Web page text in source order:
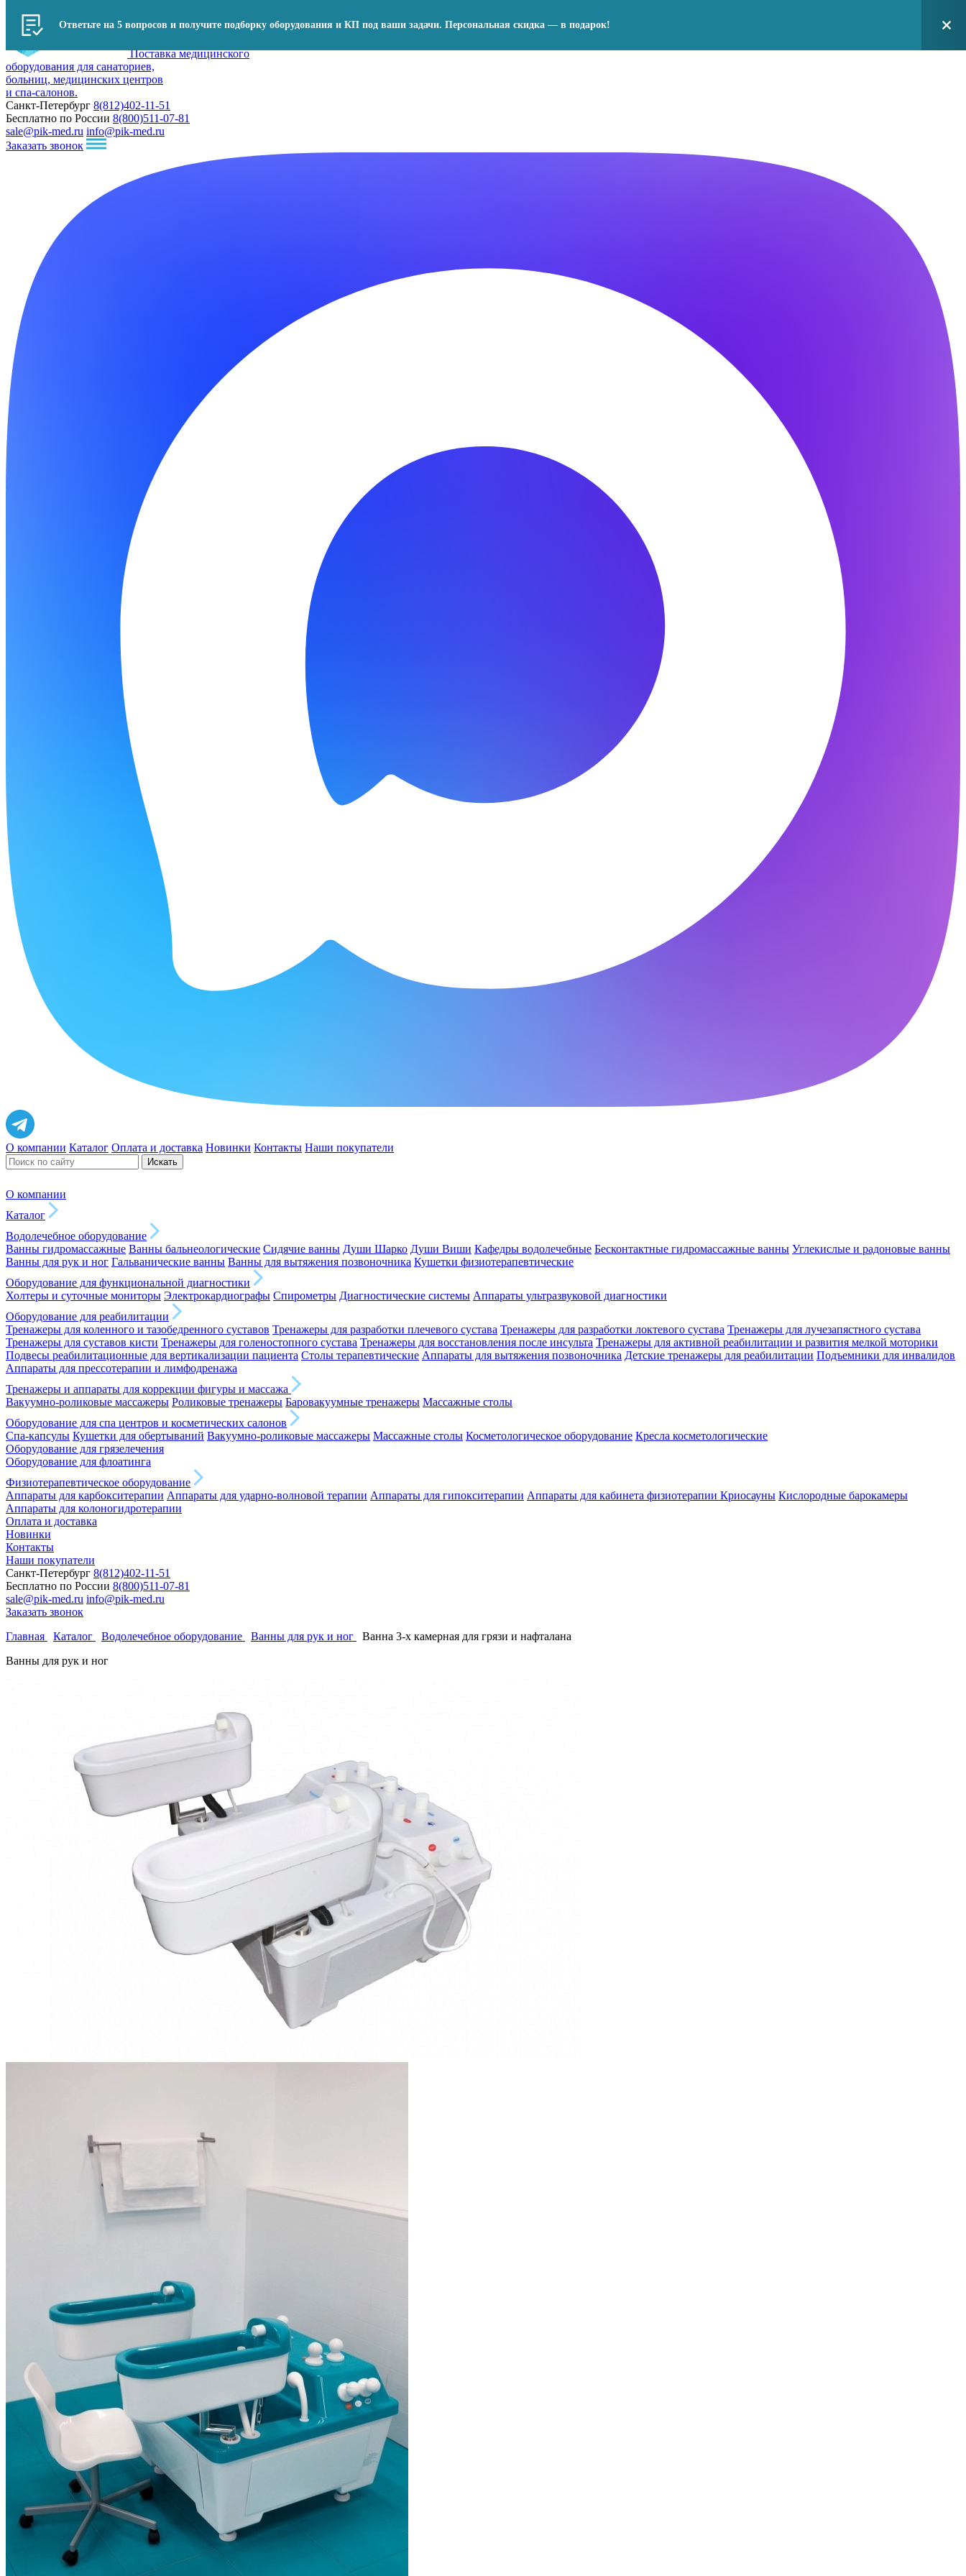
Поставка медицинского
оборудования для санаториев,
больниц, медицинских центров
и спа-салонов.
Санкт-Петербург 8(812)402-11-51
Бесплатно по России 8(800)511-07-81
sale@pik-med.ru info@pik-med.ru
Заказать звонок
О компании Каталог Оплата и доставка Новинки Контакты Наши покупатели
Искать
О компании
Каталог
Водолечебное оборудование
Ванны гидромассажные Ванны бальнеологические Сидячие ванны Души Шарко Души Виши Кафедры водолечебные Бесконтактные гидромассажные ванны Углекислые и радоновые ванны
Ванны для рук и ног Гальванические ванны Ванны для вытяжения позвоночника Кушетки физиотерапевтические
Оборудование для функциональной диагностики
Холтеры и суточные мониторы Электрокардиографы Спирометры Диагностические системы Аппараты ультразвуковой диагностики
Оборудование для реабилитации
Тренажеры для коленного и тазобедренного суставов Тренажеры для разработки плечевого сустава Тренажеры для разработки локтевого сустава Тренажеры для лучезапястного сустава
Тренажеры для суставов кисти Тренажеры для голеностопного сустава Тренажеры для восстановления после инсульта Тренажеры для активной реабилитации и развития мелкой моторики
Подвесы реабилитационные для вертикализации пациента Столы терапевтические Аппараты для вытяжения позвоночника Детские тренажеры для реабилитации Подъемники для инвалидов
Аппараты для прессотерапии и лимфодренажа
Тренажеры и аппараты для коррекции фигуры и массажа
Вакуумно-роликовые массажеры Роликовые тренажеры Баровакуумные тренажеры Массажные столы
Оборудование для спа центров и косметических салонов
Спа-капсулы Кушетки для обертываний Вакуумно-роликовые массажеры Массажные столы Косметологическое оборудование Кресла косметологические
Оборудование для грязелечения
Оборудование для флоатинга
Физиотерапевтическое оборудование
Аппараты для карбокситерапии Аппараты для ударно-волновой терапии Аппараты для гипокситерапии Аппараты для кабинета физиотерапии Криосауны Кислородные барокамеры
Аппараты для колоногидротерапии
Оплата и доставка
Новинки
Контакты
Наши покупатели
Санкт-Петербург 8(812)402-11-51
Бесплатно по России 8(800)511-07-81
sale@pik-med.ru info@pik-med.ru
Заказать звонок
Ответьте на 5 вопросов и получите подборку оборудования и КП под ваши задачи. Персональная скидка — в подарок!
Главная Каталог Водолечебное оборудование Ванны для рук и ног
Ванна 3-х камерная для грязи и нафталана
Ванны для рук и ног